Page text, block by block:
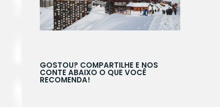
GOSTOU? COMPARTILHE E NOS
CONTE ABAIXO O QUE VOCÊ
RECOMENDA!